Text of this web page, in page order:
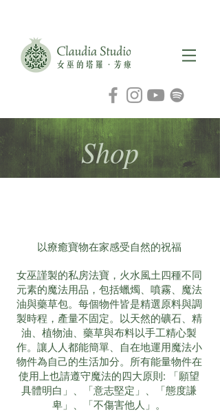
Shop
​以療癒寶物在家感受自然的祝福
女巫謹製的私房法寶，火水風土四種不同
元素的魔法用品，包括蠟燭、噴霧、魔法
油與藥草包。每個物件皆是精選原料與調
製時程，產量不固定。以天然的礦石、精
油、植物油、藥草與布料以手工精心製
作。讓人人都能簡單、自在地運用魔法小
物件為自己的生活加分。所有能量物件在
使用上也請遵守魔法的四大原則: 「願望
具體明白」、「意志堅定」、「態度謙
卑」、「不傷害他人」。